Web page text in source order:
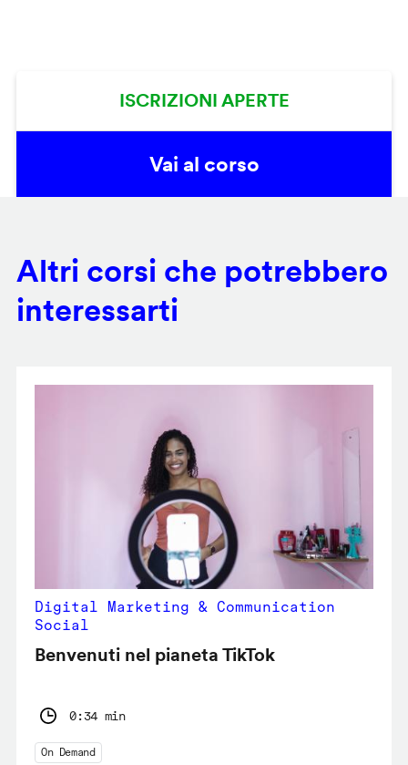
ISCRIZIONI APERTE
Vai al corso
Altri corsi che potrebbero
interessarti
Digital Marketing & Communication
Social
Benvenuti nel pianeta TikTok
0:34 min
On Demand